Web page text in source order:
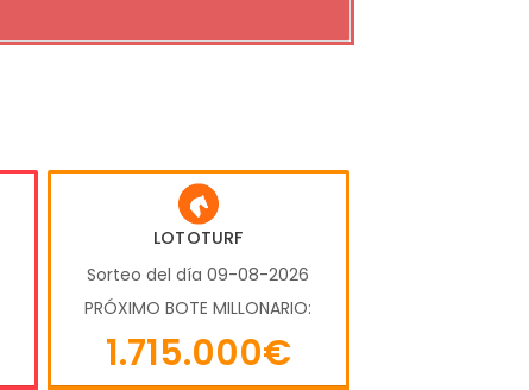
LOTOTURF
Sorteo del día 09-08-2026
PRÓXIMO BOTE MILLONARIO:
1.715.000€